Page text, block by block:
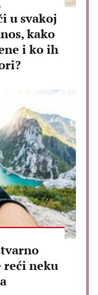
u svakoj
kako
i ko ih
reći neku